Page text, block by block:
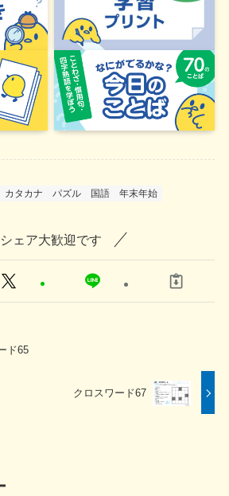
カタカナ パズル 国語 年末年始
シェア大歓迎です
ド65
クロスワード67